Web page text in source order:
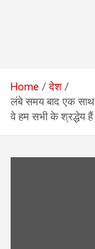
Home
देश
लंबे समय बाद एक साथ
वे हम सभी के श्रद्धेय हैं